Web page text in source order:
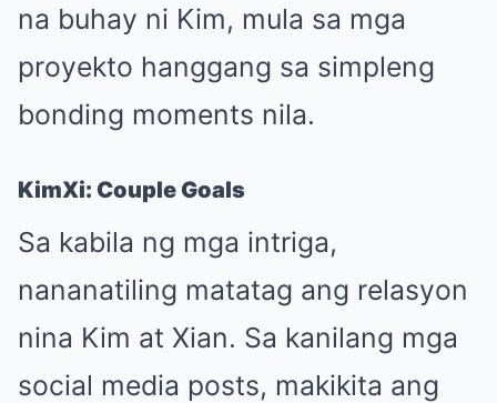
na buhay ni Kim, mula sa mga
proyekto hanggang sa simpleng
bonding moments nila.
KimXi: Couple Goals
Sa kabila ng mga intriga,
nananatiling matatag ang relasyon
nina Kim at Xian. Sa kanilang mga
social media posts, makikita ang